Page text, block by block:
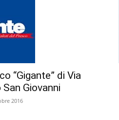
“Gigante” di Via
Giovanni
2016